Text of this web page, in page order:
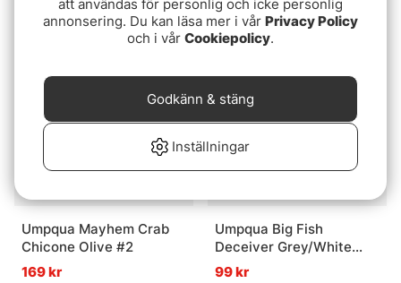
59 kr
Umpqua Mayhem Crab
Chicone Olive #2
169 kr
Umpqua Big Fish
Deceiver Grey/White
#3/0
99 kr
att användas för personlig och icke personlig
annonsering. Du kan läsa mer i vår Privacy Policy
och i vår Cookiepolicy.
Inställningar
Godkänn & stäng